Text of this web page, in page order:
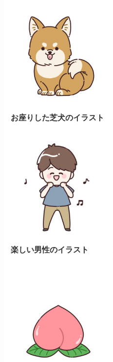
お座りした芝犬のイラスト
楽しい男性のイラスト